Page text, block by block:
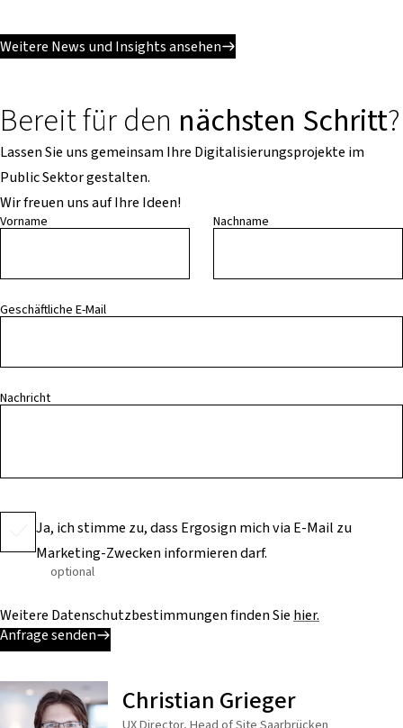
Weitere News und Insights ansehen
Bereit für den nächsten Schritt?
Lassen Sie uns gemeinsam Ihre Digitalisierungsprojekte im
Public Sektor gestalten.
Wir freuen uns auf Ihre Ideen!
Vorname Nachname
Geschäftliche E-Mail
Nachricht
Ja, ich stimme zu, dass Ergosign mich via E-Mail zu
Marketing-Zwecken informieren darf.
optional
Weitere Datenschutzbestimmungen finden Sie hier.
Anfrage senden
Christian Grieger